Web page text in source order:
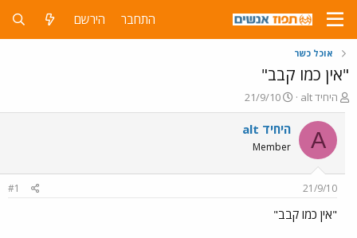
התחבר הירשם
אוכל כשר
"אין כמו קבב"
פ
ו
ת
ח
ה
ו
ש
א
alt היחיד
פ
ו
ר
ס
ם
ר
21/9/10
A alt היחיד
Member
21/9/10
#1
"אין כמו קבב"